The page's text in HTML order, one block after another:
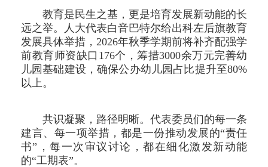
教育是民生之基，更是培育发展新动能的长
远之举。人大代表白音巴特尔给出科左后旗教育
发展具体举措，2026年秋季学期前将补齐配强学
前教育师资缺口176个，筹措3000余万元完善幼
儿园基础建设，确保公办幼儿园占比提升至80%
以上。
共识凝聚，路径明晰。代表委员们的每一条
建言、每一项举措，都是一份推动发展的“责任
书”，每一次审议讨论，都在细化激发新动能
的“工期表”。